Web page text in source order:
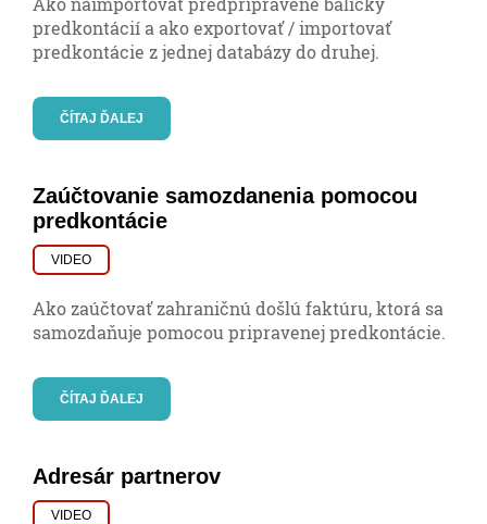
predkontácií a ako exportovať / importovať
predkontácie z jednej databázy do druhej.
ČÍTAJ ĎALEJ
Zaúčtovanie samozdanenia pomocou
predkontácie
VIDEO
Ako zaúčtovať zahraničnú došlú faktúru, ktorá sa
samozdaňuje pomocou pripravenej predkontácie.
ČÍTAJ ĎALEJ
Adresár partnerov
VIDEO